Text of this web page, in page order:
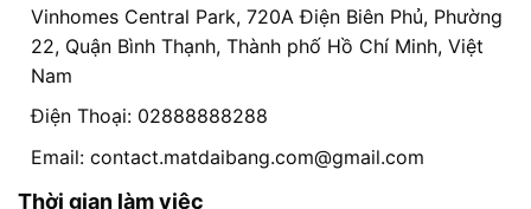
Vinhomes Central Park, 720A Điện Biên Phủ, Phường
22, Quận Bình Thạnh, Thành phố Hồ Chí Minh, Việt
Nam
Điện Thoại: 02888888288
Email: contact.matdaibang.com@gmail.com
Thời gian làm việc